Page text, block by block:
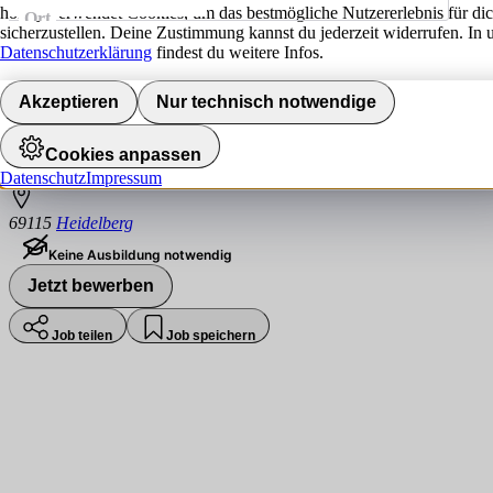
Ort
Jobs finden
Office Mitarbeiter Sales / Vertrieb (m/w/d)
Schilling Roofbar GmbH & Co. KG
69115 Heidelberg
Keine Ausbildung notwendig
Jetzt bewerben
Job teilen Job speichern
hokify verwendet Cookies, um das bestmögliche Nutzererlebnis für
sicherzustellen. Deine Zustimmung kannst du jederzeit widerrufen. In
Datenschutzerklärung findest du weitere Infos.
Akzeptieren Nur technisch notwendige
Cookies anpassen
DatenschutzImpressum